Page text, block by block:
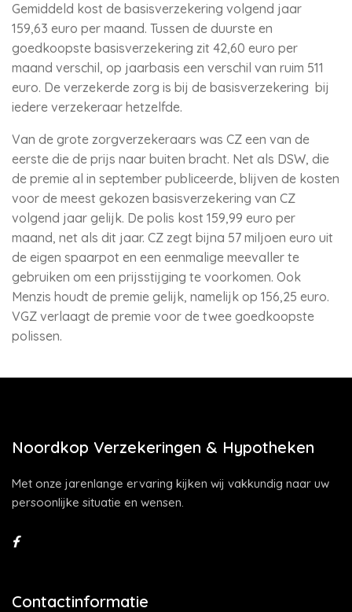
Gemiddeld kost de basisverzekering volgend jaar
159,63 euro per maand. Tussen de duurste en
goedkoopste basisverzekering zit 42,60 euro per
maand verschil, op jaarbasis een verschil van ruim 511
euro. De verzekerde zorg is bij de basisverzekering bij
iedere verzekeraar hetzelfde.
Van de grote zorgverzekeraars was CZ een van de
eerste die de prijs naar buiten bracht. Net als DSW, die
de premie al in september publiceerde, blijven de kosten
voor de meest gekozen basisverzekering van CZ
volgend jaar gelijk. De polis kost 159,99 euro per
maand, net als dit jaar. CZ zegt bijna 57 miljoen euro uit
de eigen spaarpot en een eenmalige meevaller te
gebruiken om een prijsstijging te voorkomen. Ook
Menzis houdt de premie gelijk, namelijk op 156,25 euro.
VGZ verlaagt de premie voor de twee goedkoopste
polissen.
Noordkop Verzekeringen & Hypotheken
Met onze jarenlange ervaring kijken wij vakkundig naar uw
persoonlijke situatie en wensen.
Contactinformatie